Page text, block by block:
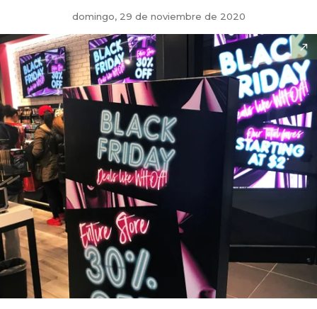
domingo, 29 de noviembre de 2020